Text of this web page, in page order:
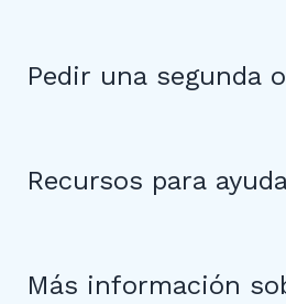
Pedir una segunda
Recursos para
Más información